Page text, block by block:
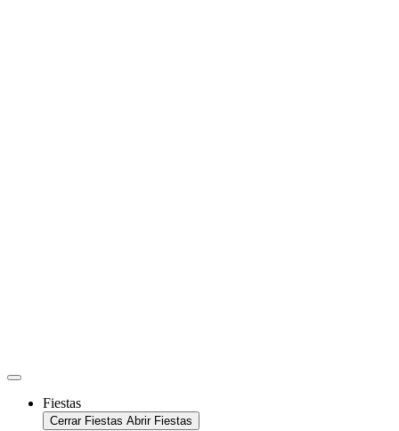
Fiestas
Cerrar Fiestas Abrir Fiestas